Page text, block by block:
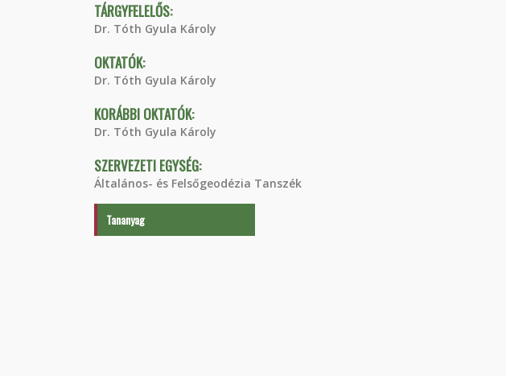
TÁRGYFELELŐS:
Dr. Tóth Gyula Károly
OKTATÓK:
Dr. Tóth Gyula Károly
KORÁBBI OKTATÓK:
Dr. Tóth Gyula Károly
SZERVEZETI EGYSÉG:
Általános- és Felsőgeodézia Tanszék
Tananyag